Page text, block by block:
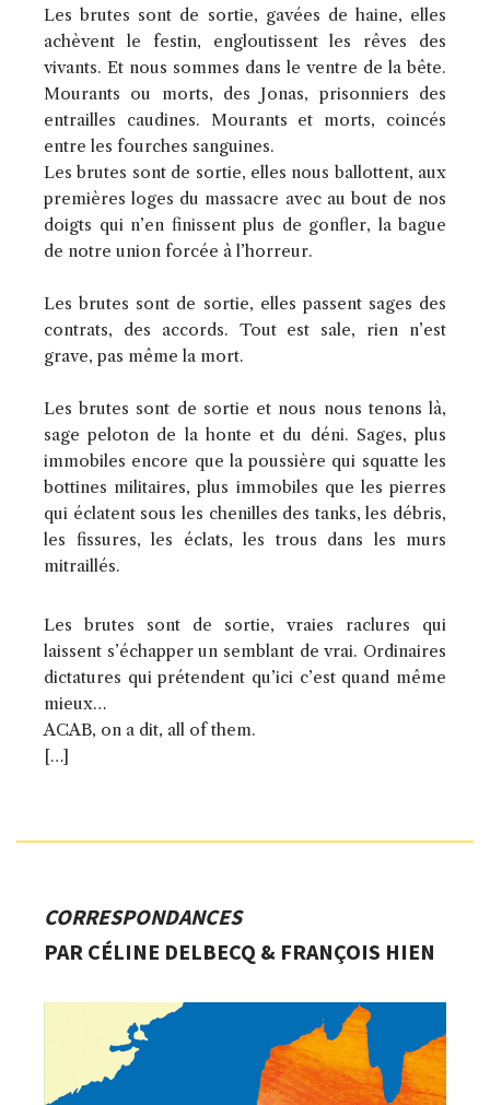
Les brutes sont de sortie, gavées de haine, elles
achèvent le festin, engloutissent les rêves des
vivants. Et nous sommes dans le ventre de la bête.
Mourants ou morts, des Jonas, prisonniers des
entrailles caudines. Mourants et morts, coincés
entre les fourches sanguines.
Les brutes sont de sortie, elles nous ballottent, aux
premières loges du massacre avec au bout de nos
doigts qui n’en finissent plus de gonfler, la bague
de notre union forcée à l’horreur.
Les brutes sont de sortie, elles passent sages des
contrats, des accords. Tout est sale, rien n’est
grave, pas même la mort.
Les brutes sont de sortie et nous nous tenons là,
sage peloton de la honte et du déni. Sages, plus
immobiles encore que la poussière qui squatte les
bottines militaires, plus immobiles que les pierres
qui éclatent sous les chenilles des tanks, les débris,
les fissures, les éclats, les trous dans les murs
mitraillés.
Les brutes sont de sortie, vraies raclures qui
laissent s’échapper un semblant de vrai. Ordinaires
dictatures qui prétendent qu’ici c’est quand même
mieux…
ACAB, on a dit, all of them.
[…]
CORRESPONDANCES
PAR CÉLINE DELBECQ & FRANÇOIS HIEN